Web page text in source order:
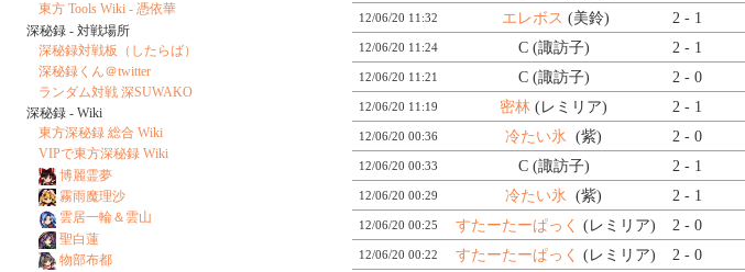
12/06/20 11:32 エレボス (美鈴) 2 - 1
12/06/20 11:24 C (諏訪子) 2 - 1
12/06/20 11:21 C (諏訪子) 2 - 0
12/06/20 11:19 密林 (レミリア) 2 - 1
12/06/20 00:36 冷たい氷 (紫) 2 - 0
12/06/20 00:33 C (諏訪子) 2 - 1
12/06/20 00:29 冷たい氷 (紫) 2 - 1
12/06/20 00:25 すたーたーぱっく (レミリア) 2 - 0
12/06/20 00:22 すたーたーぱっく (レミリア) 2 - 0
東方 Tools Wiki - 憑依華
深秘録 - 対戦場所
深秘録対戦板（したらば）
深秘録くん＠twitter
ランダム対戦 深SUWAKO
深秘録 - Wiki
東方深秘録 総合 Wiki
VIPで東方深秘録 Wiki
博麗霊夢
霧雨魔理沙
雲居一輪＆雲山
聖白蓮
物部布都